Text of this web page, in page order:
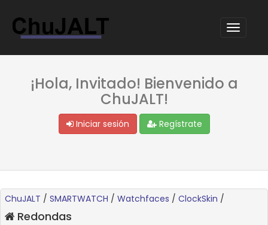
¡Hola, Invitado! Bienvenido a
ChuJALT!
Iniciar sesión Regístrate
ChuJALT / SMARTWATCH / Watchfaces / ClockSkin /
Redondas